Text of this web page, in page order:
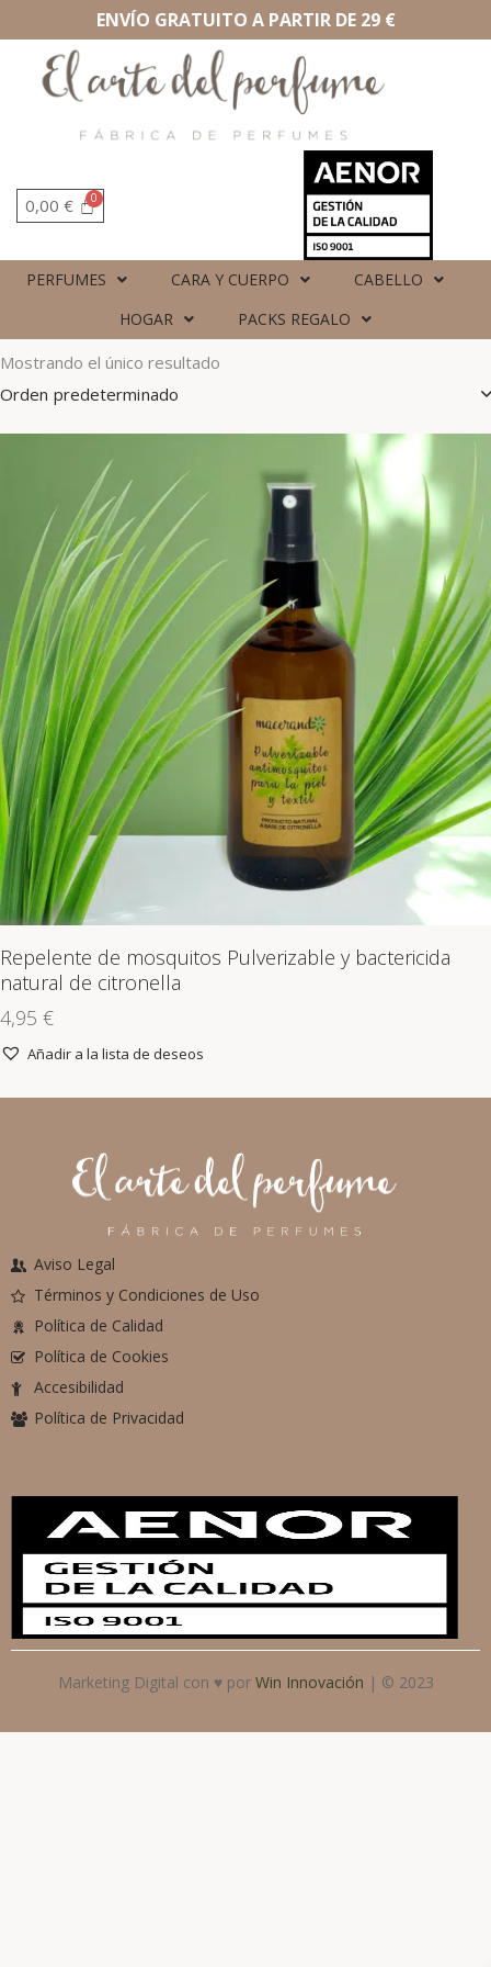
ENVÍO GRATUITO A PARTIR DE 29 €
0,00 €
PERFUMES CARA Y CUERPO
CABELLO
HOGAR
PACKS REGALO
Mostrando el único resultado
Repelente de mosquitos Pulverizable y bactericida
natural de citronella
4,95 €
Añadir a la lista de deseos
Aviso Legal
Términos y Condiciones de Uso
Política de Calidad
Política de Cookies
Accesibilidad
Política de Privacidad
Marketing Digital con ♥ por Win Innovación | © 2023